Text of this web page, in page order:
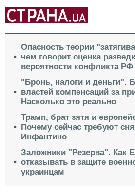
Опасность теории
чем говорит оценка
вероятности конфликта
"Бронь, налоги и деньги".
властей компенсаций за
Насколько это реально
Трамп, брат зятя и
Почему сейчас требуют
Инфантино
Заложники "Резерва". Как
отказывать в защите
украинцам